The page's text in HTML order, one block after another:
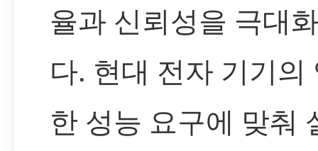
율과 신뢰성을 극대
다. 현대 전자 기기의
한 성능 요구에 맞춰